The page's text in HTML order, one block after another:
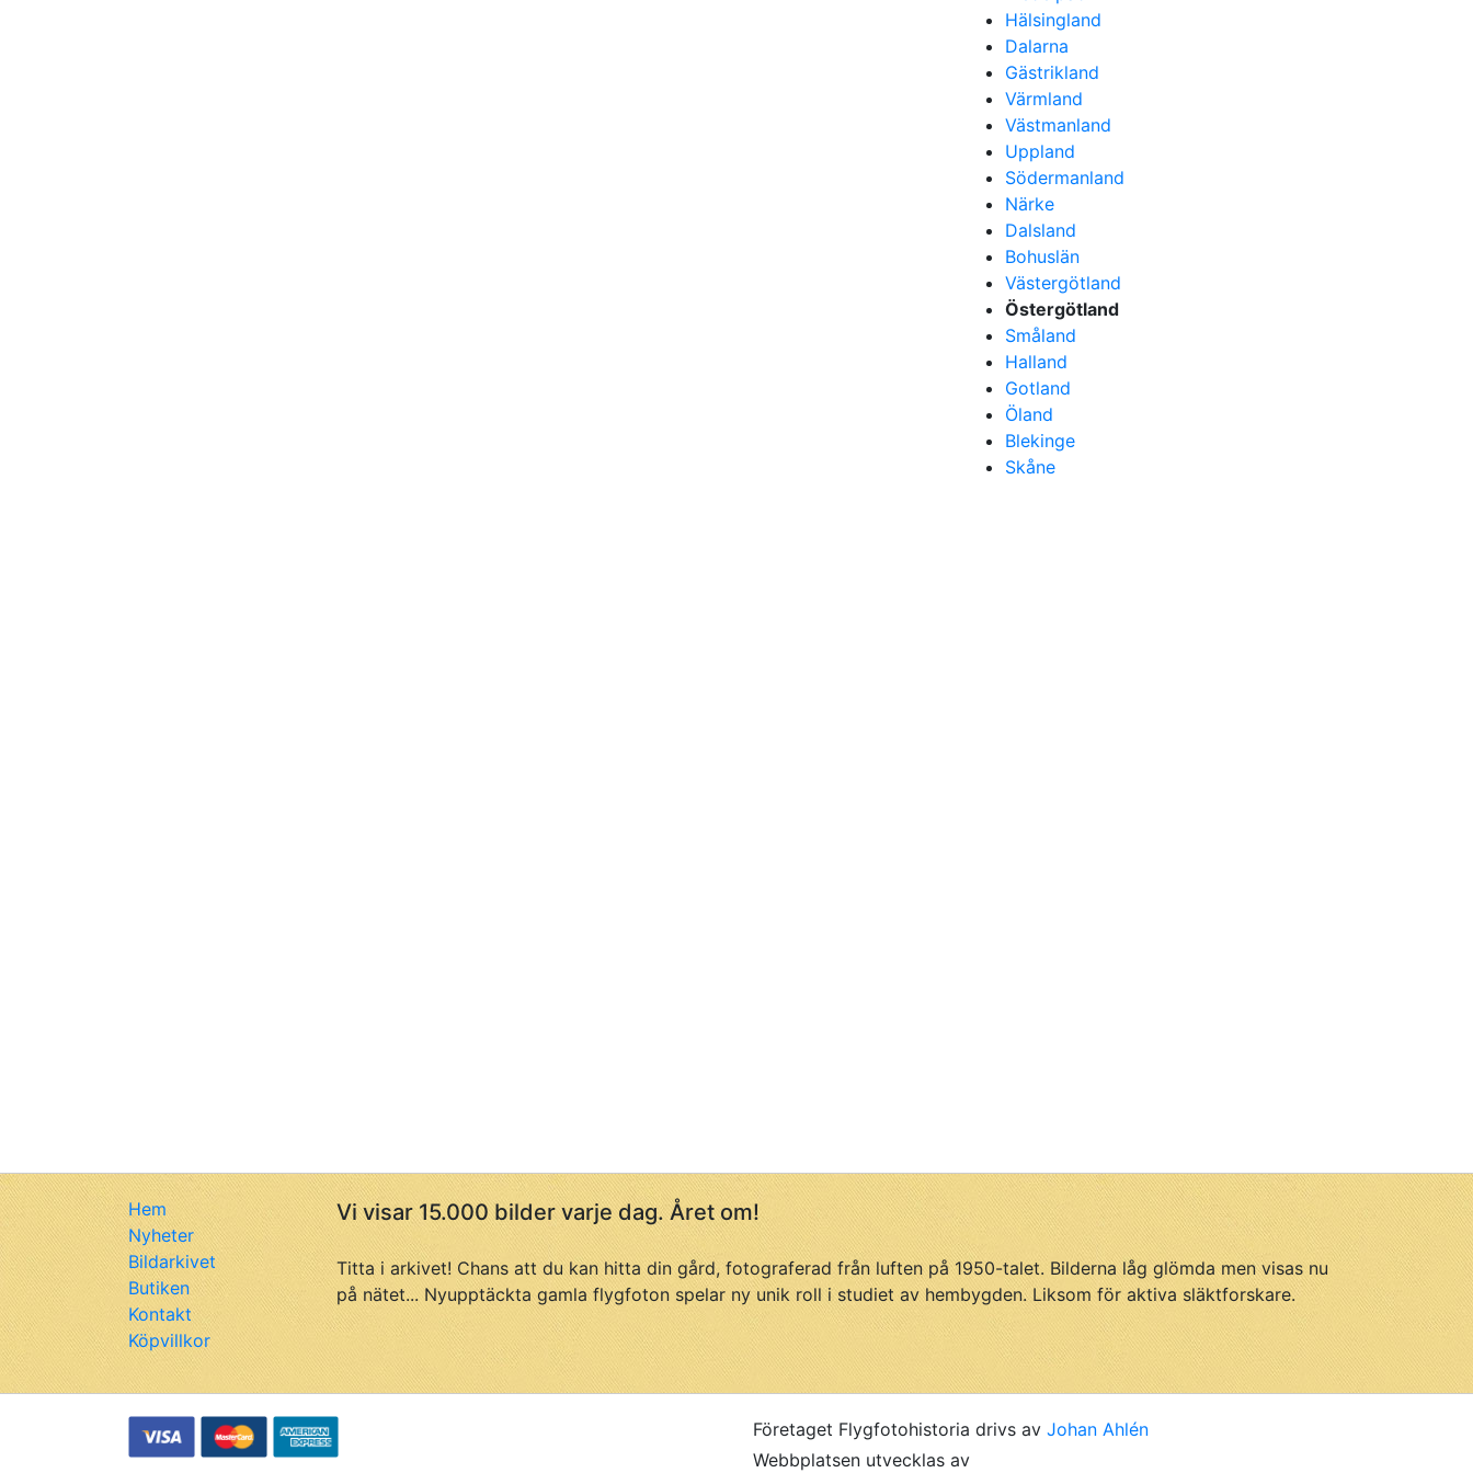
Hälsingland
Dalarna
Gästrikland
Värmland
Västmanland
Uppland
Södermanland
Närke
Dalsland
Bohuslän
Västergötland
Östergötland
Småland
Halland
Gotland
Öland
Blekinge
Skåne
Hem
Nyheter
Bildarkivet
Butiken
Kontakt
Köpvillkor
Vi visar 15.000 bilder varje dag. Året om!
Titta i arkivet! Chans att du kan hitta din gård, fotograferad från luften på 1950-talet. Bilderna låg glömda men visas nu
på nätet... Nyupptäckta gamla flygfoton spelar ny unik roll i studiet av hembygden. Liksom för aktiva släktforskare.
Företaget Flygfotohistoria drivs av Johan Ahlén
Webbplatsen utvecklas av